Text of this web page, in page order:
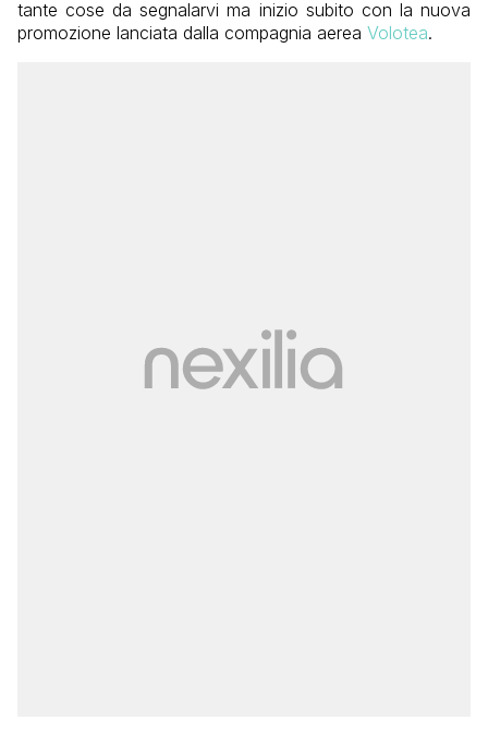
tante cose da segnalarvi ma inizio subito con la nuova
promozione lanciata dalla compagnia aerea Volotea.